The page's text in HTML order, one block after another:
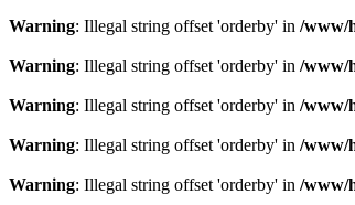
Warning: Illegal string offset 'orderby' in /www/
Warning: Illegal string offset 'orderby' in /www/
Warning: Illegal string offset 'orderby' in /www/
Warning: Illegal string offset 'orderby' in /www/
Warning: Illegal string offset 'orderby' in /www/